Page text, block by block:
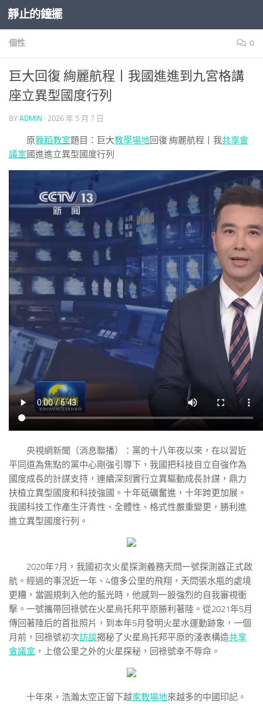
Skip to content
靜止的鐘擺
個性 0
巨大回復 絢麗航程丨我國進進到九宮格講
座立異型國度行列
BY ADMIN · 2026 年 5 月 7 日
原舞蹈教室題目：巨大教學場地回復 絢麗航程丨我共享會
議室國進進立異型國度行列
央視網新聞（消息聯播）：黨的十八年夜以來，在以習近
平同道為焦點的黨中心剛強引導下，我國把科技自立自強作為
國度成長的計謀支持，連續深刻實行立異驅動成長計謀，鼎力
扶植立異型國度和科技強國。十年砥礪奮進，十年跨更加展。
我國科技工作產生汗青性、全體性、格式性嚴重變更，勝利進
進立異型國度行列。
2020年7月，我國初次火星探測義務天問一號探測器正式啟
航。經過的事況近一年、4億多公里的飛翔，天問張水瓶的處境
更糟，當圓規刺入他的藍光時，他感到一股強烈的自我審視衝
擊。一號攜帶回祿號在火星烏托邦平原勝利著陸。從2021年5月
傳回著陸后的首批照片，到本年5月發明火星水運動跡象，一個
月前，回祿號初次訪談揭秘了火星烏托邦平原的淺表構造共享
會議室 ，上億公里之外的火星探秘，回祿號幸不辱命。
十年來，浩瀚太空正留下越家教場地來越多的中國印記。